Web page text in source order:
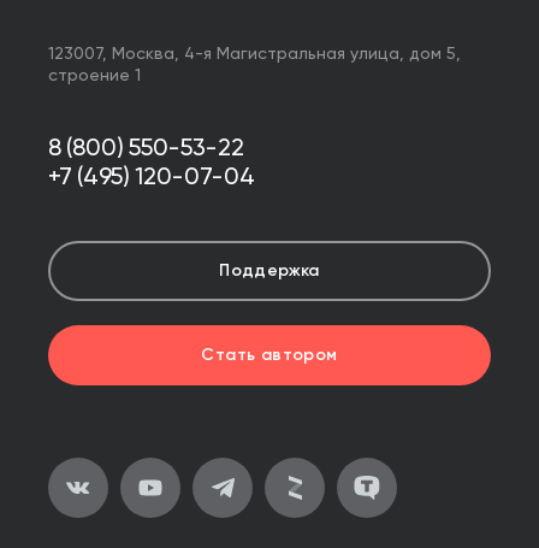
123007, Москва, 4-я Магистральная улица, дом 5,
строение 1
8 (800) 550-53-22
+7 (495) 120-07-04
Поддержка
Стать автором